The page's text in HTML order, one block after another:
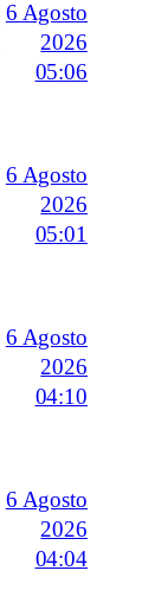
6 Agosto
2026
05:06
6 Agosto
2026
05:01
6 Agosto
2026
04:10
6 Agosto
2026
04:04